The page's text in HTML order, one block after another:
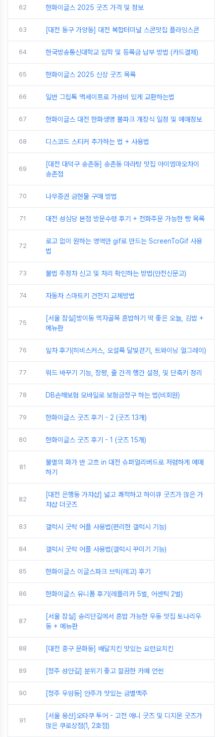
62 한화이글스 2025 굿즈 가격 및 정보
63 [대전 동구 가양동] 대전 복합터미널 스콘맛집 플라잉스콘
64 한국방송통신대학교 입학 및 등록금 납부 방법 (카드결제)
65 한화이글스 2025 신상 굿즈 목록
66 일반 그립톡 맥세이프로 가성비 있게 교환하는법
67 한화이글스 대전 한화생명 볼파크 개장식 일정 및 예매정보
68 디스코드 스티커 추가하는 법 + 사용법
69
[대전 대덕구 송촌동] 송촌동 마라탕 맛집 아이엠마오차이
송촌점
70 나무증권 금현물 구매 방법
71 대전 성심당 본점 방문수령 후기 + 전화주문 가능한 빵 목록
72
로고 없이 원하는 영역만 gif로 만드는 ScreenToGif 사용
법
73 불법 주정차 신고 및 처리 확인하는 방법(안전신문고)
74 자동차 스마트키 건전지 교체방법
75
[서울 잠실]방이동 먹자골목 혼밥하기 딱 좋은 오늘, 김밥 +
메뉴판
76 잎차 후기(히비스커스, 오설록 달빛걷기, 트와이닝 얼그레이)
77 워드 바꾸기 기능, 장평, 줄 간격 행간 설정, 및 단축키 정리
78 DB손해보험 모바일로 보험금청구 하는 법(비회원)
79 한화이글스 굿즈 후기 - 2 (굿즈 13개)
80 한화이글스 굿즈 후기 - 1 (굿즈 15개)
81
불멸의 화가 반 고흐 in 대전 슈퍼얼리버드로 저렴하게 예매
하기
82
[대전 은행동 가챠샵] 넓고 쾌적하고 하이큐 굿즈가 많은 가
챠샵 더굿즈
83 갤럭시 굿락 어플 사용법(편리한 갤럭시 기능)
84 갤럭시 굿락 어플 사용법(갤럭시 꾸미기 기능)
85 한화이글스 이글스파크 브릭(레고) 후기
86 한화이글스 유니폼 후기(레플리카 5벌, 어센틱 2벌)
87
[서울 잠실] 송리단길에서 혼밥 가능한 우동 맛집 토나리우
동 + 메뉴판
88 [대전 중구 문화동] 배달치킨 맛있는 요런요치킨
89 [청주 성안길] 분위기 좋고 깔끔한 카페 언씬
90 [청주 우암동] 안주가 맛있는 금별맥주
91
[서울 용산]오타쿠 투어 - 고전 애니 굿즈 및 디지몬 굿즈가
많은 쿠로상점(1, 2호점)